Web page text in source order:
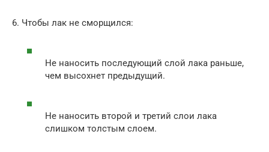
6. Чтобы лак не сморщился:
Не наносить последующий слой лака раньше,
чем высохнет предыдущий.
Не наносить второй и третий слои лака
слишком толстым слоем.